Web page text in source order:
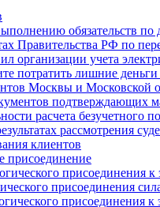
обязательств по
Правительства РФ по
организации учета
потратить лишние деньги
Москвы и Московской
подтверждающих
расчета безучетного
рассмотрения
клиентов
присоединение
присоединения к
присоединения
присоединения